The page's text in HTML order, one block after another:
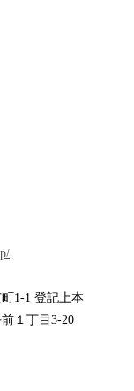
1-1 登記上本
１丁目3-20